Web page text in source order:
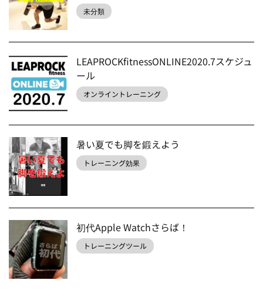
未分類
LEAPROCKfitnessONLINE2020.7スケジュ
ール
オンライントレーニング
暑い夏でも脚を鍛えよう
トレーニング効果
初代Apple Watchさらば！
トレーニングツール